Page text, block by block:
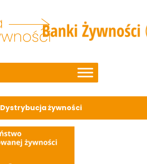
Dystrybucja żywności